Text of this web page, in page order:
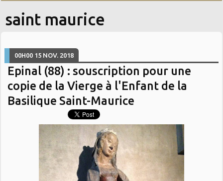
saint maurice
00H00 15 NOV. 2018
Epinal (88) : souscription pour une
copie de la Vierge à l'Enfant de la
Basilique Saint-Maurice